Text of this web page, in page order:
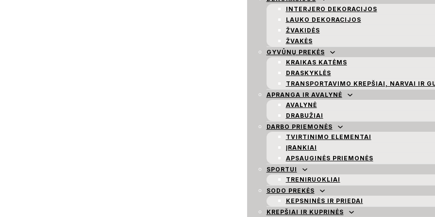
INTERJERO DEKORACIJOS
LAUKO DEKORACIJOS
ŽVAKIDĖS
ŽVAKĖS
GYVŪNŲ PREKĖS
KRAIKAS KATĖMS
DRASKYKLĖS
TRANSPORTAVIMO KREPŠIAI, NARVAI IR
APRANGA IR AVALYNĖ
AVALYNĖ
DRABUŽIAI
DARBO PRIEMONĖS
TVIRTINIMO ELEMENTAI
ĮRANKIAI
APSAUGINĖS PRIEMONĖS
SPORTUI
TRENIRUOKLIAI
SODO PREKĖS
KEPSNINĖS IR PRIEDAI
KREPŠIAI IR KUPRINĖS